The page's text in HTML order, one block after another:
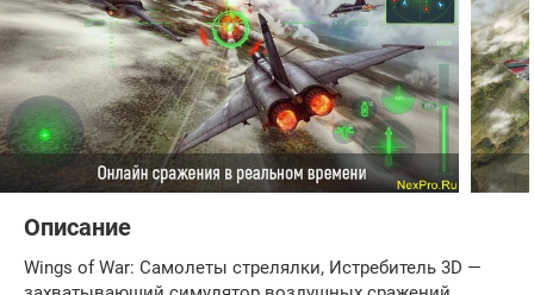
Описание
Wings of War: Самолеты стрелялки, Истребитель 3D —